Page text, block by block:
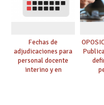
Fechas de
adjudicaciones para
personal docente
interino y en